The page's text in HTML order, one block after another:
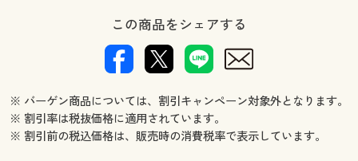
この商品をシェアする
※ バーゲン商品については、割引キャンペーン対象外となります。
※ 割引率は税抜価格に適用されています。
※ 割引前の税込価格は、販売時の消費税率で表示しています。